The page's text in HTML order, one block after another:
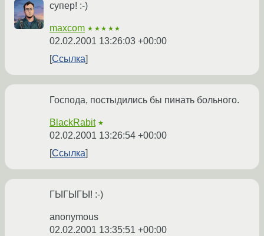
супер! :-)
maxcom ★★★★★
02.02.2001 13:26:03 +00:00
Ссылка
Господа, постыдились бы пинать больного.
BlackRabit ★
02.02.2001 13:26:54 +00:00
Ссылка
ГЫГЫГЫ! :-)
anonymous
02.02.2001 13:35:51 +00:00